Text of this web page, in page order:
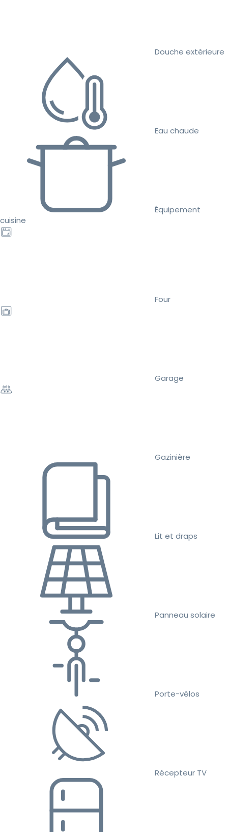
Douche extérieure
Eau chaude
Équipement
cuisine
Four
Garage
Gazinière
Lit et draps
Panneau solaire
Porte-vélos
Récepteur TV